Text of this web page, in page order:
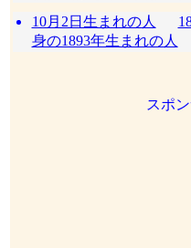
10月2日生まれの人
身の1893年生まれの人
スポ